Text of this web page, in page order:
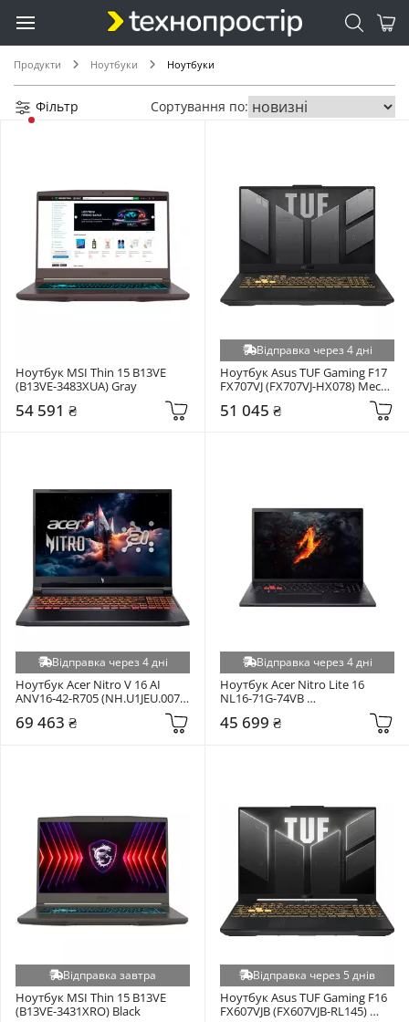
Продукти Ноутбуки Ноутбуки
Фільтр Сортування по:
Ноутбук MSI Thin 15 B13VE
(B13VE-3483XUA) Gray
54 591 ₴
Відправка через 4 дні
Ноутбук Asus TUF Gaming F17
FX707VJ (FX707VJ-HX078) Mecha
51 045 ₴
Відправка через 4 дні
Ноутбук Acer Nitro V 16 AI
ANV16-42-R705 (NH.U1JEU.007)
69 463 ₴
Відправка через 4 дні
Ноутбук Acer Nitro Lite 16
NL16-71G-74VB
45 699 ₴
Відправка завтра
Ноутбук MSI Thin 15 B13VE
(B13VE-3431XRO) Black
Відправка через 5 днів
Ноутбук Asus TUF Gaming F16
FX607VJB (FX607VJB-RL145)